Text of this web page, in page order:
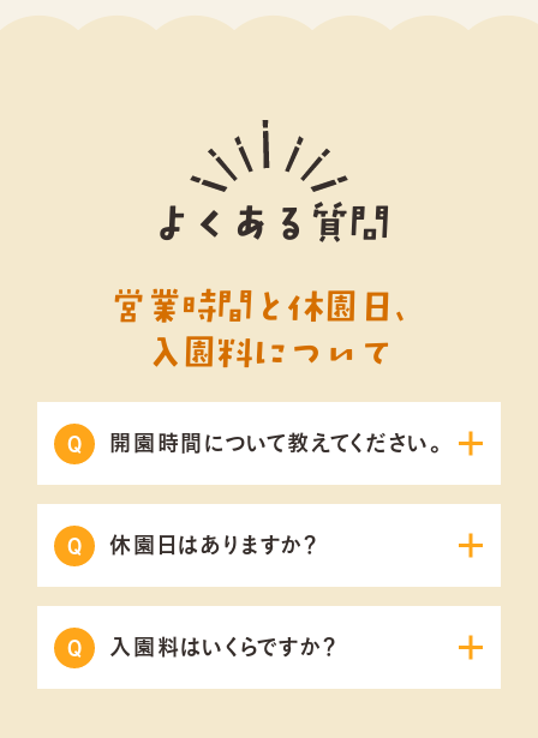
よくある質問
営業時間と休園日、
入園料について
開園時間について教えてください。
休園日はありますか？
入園料はいくらですか？